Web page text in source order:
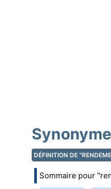
DÉFINITION DE
Sommaire pour